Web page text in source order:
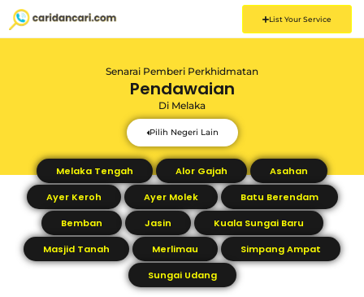
List Your Service
Senarai Pemberi Perkhidmatan
Pendawaian
Di Melaka
Pilih Negeri Lain
Melaka Tengah Alor Gajah
Asahan
Ayer Keroh
Ayer Molek
Batu Berendam
Bemban
Jasin
Kuala Sungai Baru
Masjid Tanah
Merlimau
Simpang Ampat
Sungai Udang